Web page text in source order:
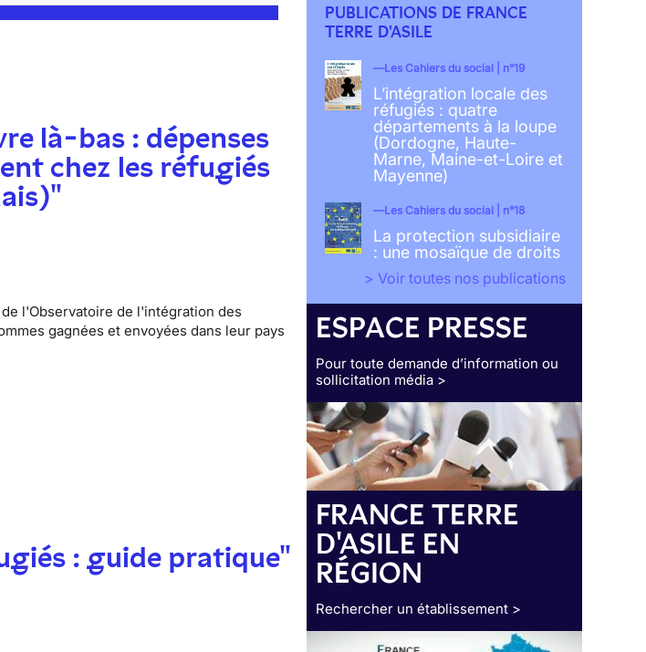
là-bas : dépenses
chez les réfugiés
l'Observatoire de l'intégration des
gagnées et envoyées dans leur pays
: guide pratique"
PUBLICATIONS DE FRANCE
TERRE D'ASILE
Les Cahiers du social | n°19
L’intégration locale des
réfugiés : quatre
départements à la loupe
(Dordogne, Haute-
Marne, Maine-et-Loire et
Mayenne)
Les Cahiers du social | n°18
La protection subsidiaire
: une mosaïque de droits
> Voir toutes nos publications
ESPACE PRESSE
Pour toute demande d’information ou
sollicitation média >
FRANCE TERRE
D'ASILE EN
RÉGION
Rechercher un établissement >